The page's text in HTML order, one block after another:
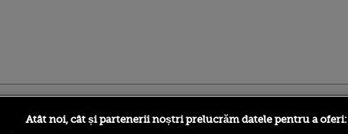
Atât noi, cât și partenerii noștri prelucrăm datele pentru a oferi: